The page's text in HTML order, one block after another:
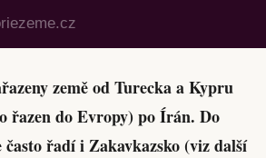
země od Turecka a Kypru
řazen do Evropy) po Írán. Do
často řadí i Zakavkazsko (viz další